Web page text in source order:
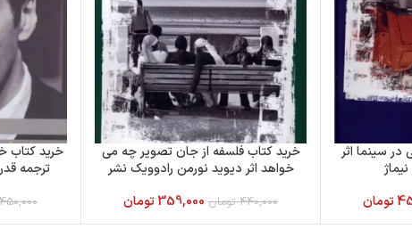
سینما اثر
تومان
خرید کتاب فلسفه از جان تصویر چه می
خواهد اثر دیوید نورمن رادوویک نشر
440,000 تومان 359,000تومان
خرید کتاب
ترجمه